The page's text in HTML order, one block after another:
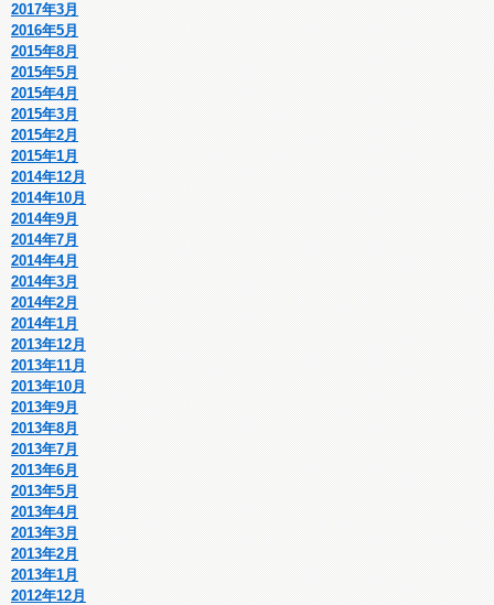
2017年3月
2016年5月
2015年8月
2015年5月
2015年4月
2015年3月
2015年2月
2015年1月
2014年12月
2014年10月
2014年9月
2014年7月
2014年4月
2014年3月
2014年2月
2014年1月
2013年12月
2013年11月
2013年10月
2013年9月
2013年8月
2013年7月
2013年6月
2013年5月
2013年4月
2013年3月
2013年2月
2013年1月
2012年12月